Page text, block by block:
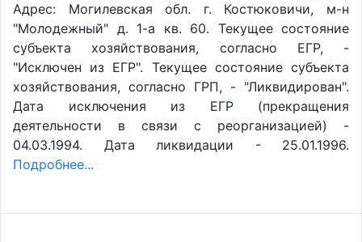
Адрес: Могилевская обл. г. Костюковичи, м-н
"Молодежный" д. 1-а кв. 60. Текущее состояние
субъекта хозяйствования, согласно ЕГР, -
"Исключен из ЕГР". Текущее состояние субъекта
хозяйствования, согласно ГРП, - "Ликвидирован".
Дата исключения из ЕГР (прекращения
деятельности в связи с реорганизацией) -
04.03.1994. Дата ликвидации - 25.01.1996.
Подробнее...